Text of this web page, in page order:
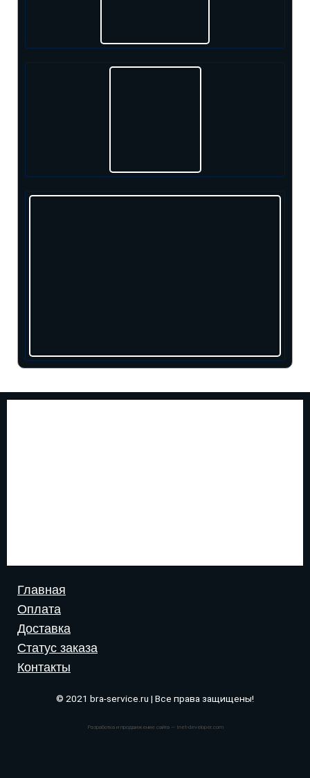
Главная
Оплата
Доставка
Статус заказа
Контакты
© 2021 bra-service.ru | Все права защищены!
Разработка и продвижение сайта — Inet-developer.com